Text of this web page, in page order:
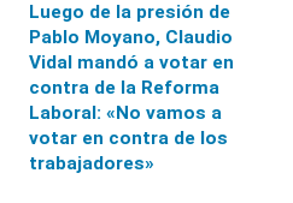
Luego de la presión de
Pablo Moyano, Claudio
Vidal mandó a votar en
contra de la Reforma
Laboral: «No vamos a
votar en contra de los
trabajadores»